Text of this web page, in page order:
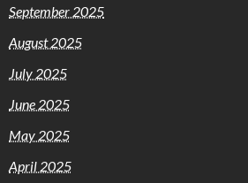
September 2025
August 2025
July 2025
June 2025
May 2025
April 2025